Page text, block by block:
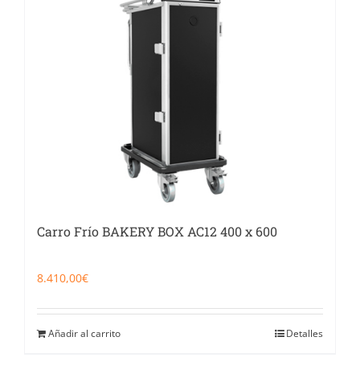
Food Service y Vending
Carro Frío BAKERY BOX AC12 400 x 600
8.410,00€
Añadir al carrito Detalles